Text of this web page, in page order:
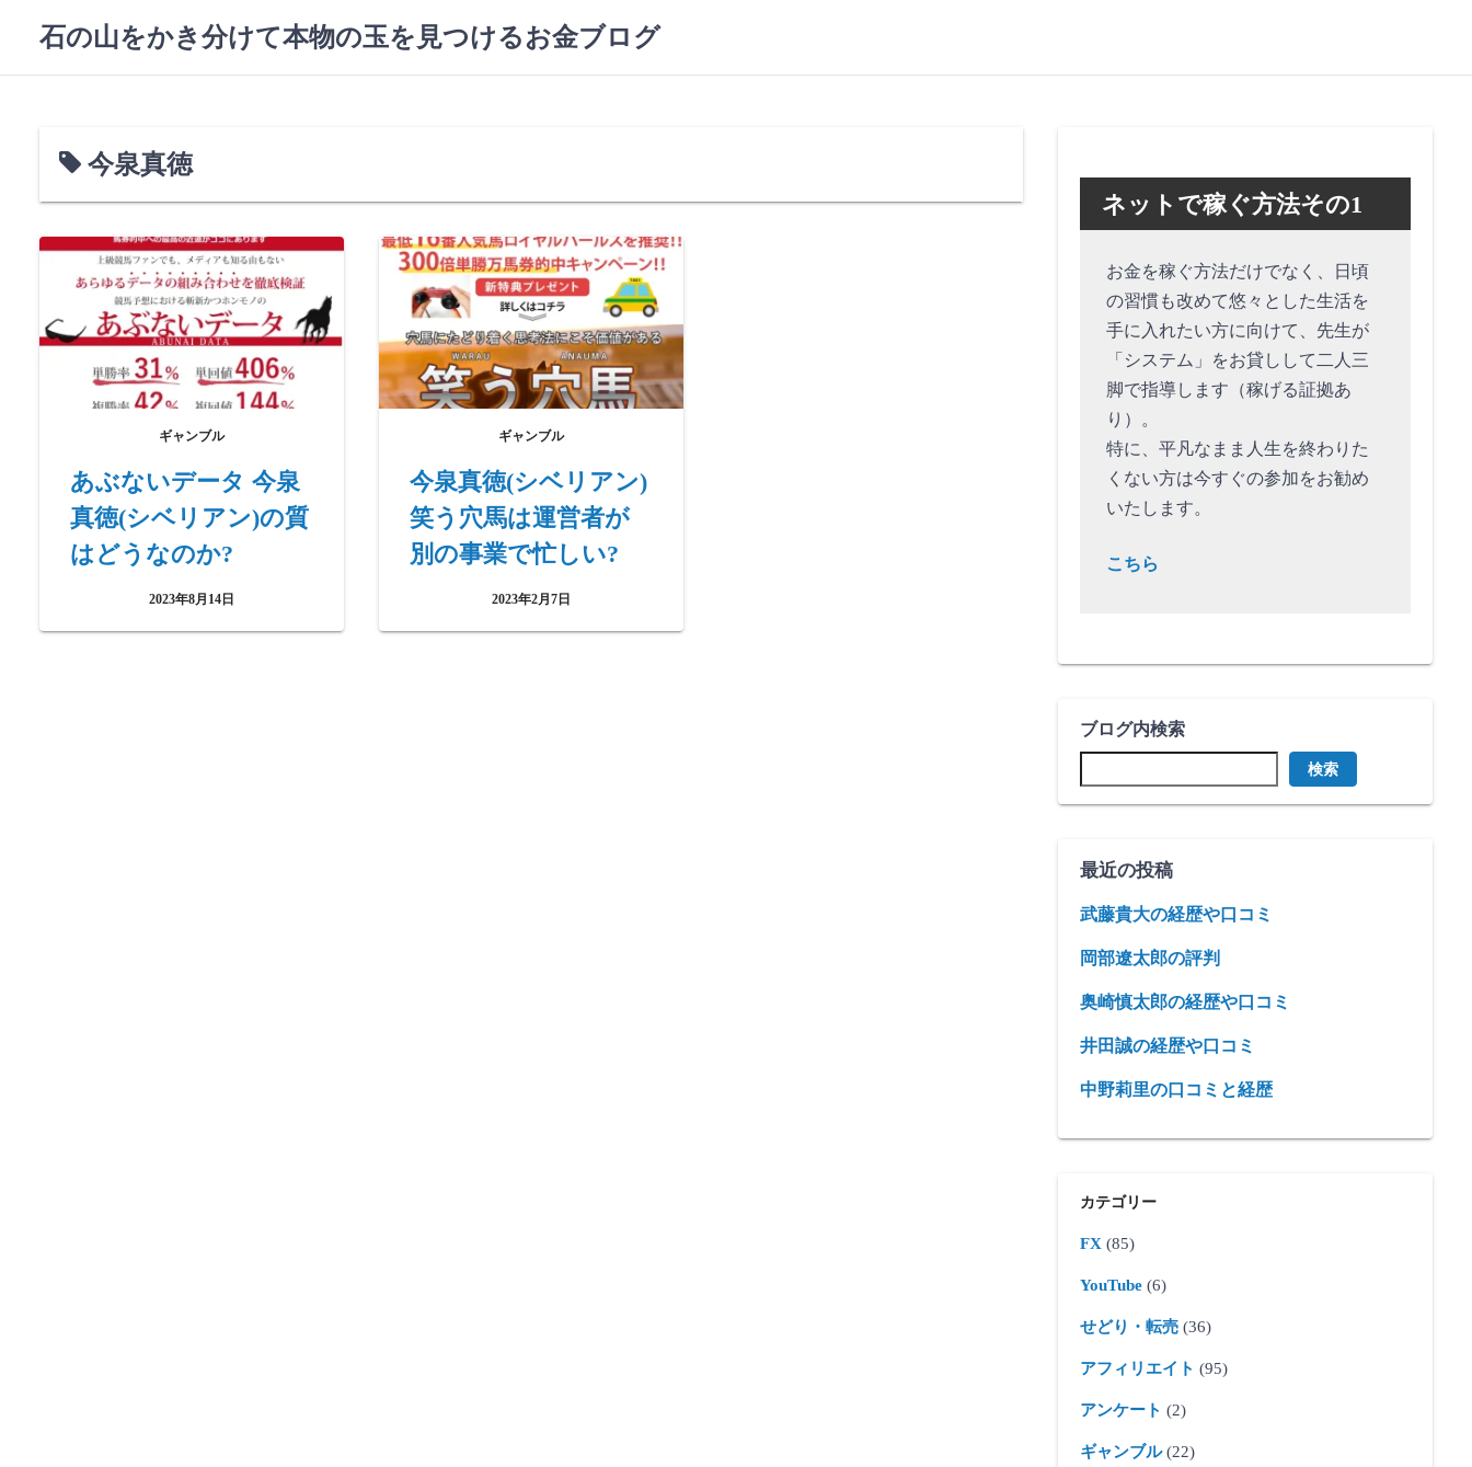
石の山をかき分けて本物の玉を見つけるお金ブログ
今泉真徳
ギャンブル
あぶないデータ 今泉
真徳(シベリアン)の質
はどうなのか?
2023年8月14日
ギャンブル
今泉真徳(シベリアン)
笑う穴馬は運営者が
別の事業で忙しい?
2023年2月7日
ネットで稼ぐ方法その1
お金を稼ぐ方法だけでなく、日頃
の習慣も改めて悠々とした生活を
手に入れたい方に向けて、先生が
「システム」をお貸しして二人三
脚で指導します（稼げる証拠あ
り）。
特に、平凡なまま人生を終わりた
くない方は今すぐの参加をお勧め
いたします。
こちら
ブログ内検索
検索
最近の投稿
武藤貴大の経歴や口コミ
岡部遼太郎の評判
奥崎慎太郎の経歴や口コミ
井田誠の経歴や口コミ
中野莉里の口コミと経歴
カテゴリー
FX (85)
YouTube (6)
せどり・転売 (36)
アフィリエイト (95)
アンケート (2)
ギャンブル(22)